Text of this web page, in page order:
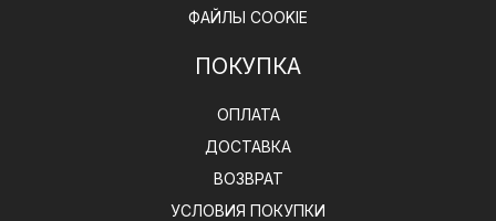
ФАЙЛЫ COOKIE
ПОКУПКА
ОПЛАТА
ДОСТАВКА
ВОЗВРАТ
УСЛОВИЯ ПОКУПКИ